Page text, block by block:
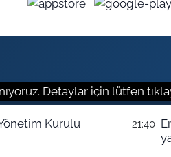
Detaylar için lütfen
Kurulu
21:40